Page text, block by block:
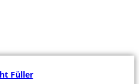
Füller